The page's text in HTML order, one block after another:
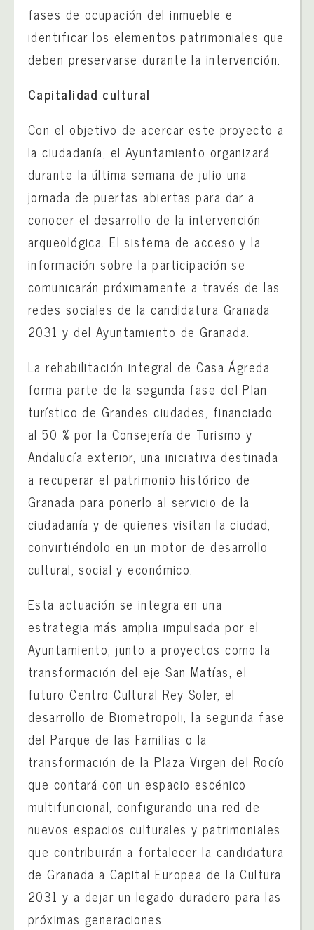
fases de ocupación del inmueble e
identificar los elementos patrimoniales que
deben preservarse durante la intervención.
Capitalidad cultural
Con el objetivo de acercar este proyecto a
la ciudadanía, el Ayuntamiento organizará
durante la última semana de julio una
jornada de puertas abiertas para dar a
conocer el desarrollo de la intervención
arqueológica. El sistema de acceso y la
información sobre la participación se
comunicarán próximamente a través de las
redes sociales de la candidatura Granada
2031 y del Ayuntamiento de Granada.
La rehabilitación integral de Casa Ágreda
forma parte de la segunda fase del Plan
turístico de Grandes ciudades, financiado
al 50 % por la Consejería de Turismo y
Andalucía exterior, una iniciativa destinada
a recuperar el patrimonio histórico de
Granada para ponerlo al servicio de la
ciudadanía y de quienes visitan la ciudad,
convirtiéndolo en un motor de desarrollo
cultural, social y económico.
Esta actuación se integra en una
estrategia más amplia impulsada por el
Ayuntamiento, junto a proyectos como la
transformación del eje San Matías, el
futuro Centro Cultural Rey Soler, el
desarrollo de Biometropoli, la segunda fase
del Parque de las Familias o la
transformación de la Plaza Virgen del Rocío
que contará con un espacio escénico
multifuncional, configurando una red de
nuevos espacios culturales y patrimoniales
que contribuirán a fortalecer la candidatura
de Granada a Capital Europea de la Cultura
2031 y a dejar un legado duradero para las
próximas generaciones.